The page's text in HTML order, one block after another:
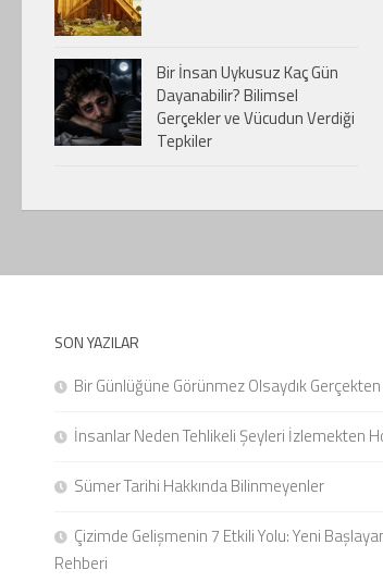
Bir İnsan Uykusuz Kaç Gün
Dayanabilir? Bilimsel
Gerçekler ve Vücudun Verdiği
Tepkiler
SON YAZILAR
Bir Günlüğüne Görünmez Olsaydık Gerçekten
İnsanlar Neden Tehlikeli Şeyleri İzlemekten
Sümer Tarihi Hakkında Bilinmeyenler
Çizimde Gelişmenin 7 Etkili Yolu: Yeni
Rehberi